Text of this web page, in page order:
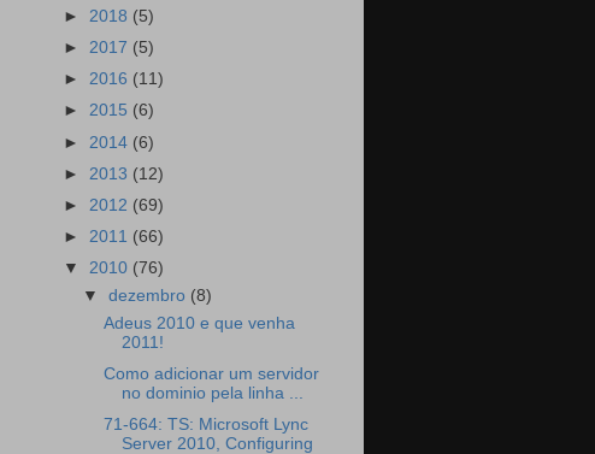
► 2018 (5)
► 2017 (5)
► 2016 (11)
► 2015 (6)
► 2014 (6)
► 2013 (12)
► 2012 (69)
► 2011 (66)
▼ 2010 (76)
▼dezembro (8)
Adeus 2010 e que venha
2011!
Como adicionar um servidor
no dominio pela linha ...
71-664: TS: Microsoft Lync
Server 2010, Configuring